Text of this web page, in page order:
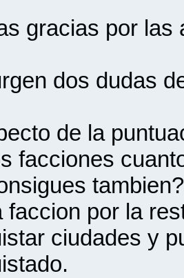
gracias por las
dos dudas
de la
facciones
faccion por la
ciudades y